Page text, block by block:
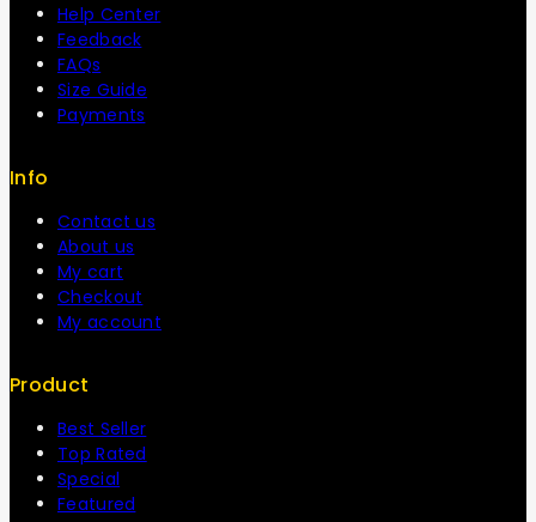
Help Center
Feedback
FAQs
Size Guide
Payments
Info
Contact us
About us
My cart
Checkout
My account
Product
Best Seller
Top Rated
Special
Featured